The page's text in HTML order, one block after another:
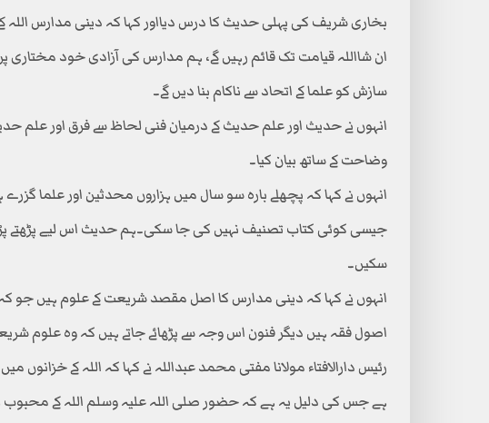
بخاری شریف کی پہلی حدیث کا درس دیااور کہا کہ دینی مدارس اللہ کے
ان شااللہ قیامت تک قائم رہیں گے، ہم مدارس کی آزادی خود مختاری
سازش کو علما کے اتحاد سے ناکام بنا دیں گے۔
انہوں نے حدیث اور علم حدیث کے درمیان فنی لحاظ سے فرق اور علم
وضاحت کے ساتھ بیان کیا۔
انہوں نے کہا کہ پچھلے بارہ سو سال میں ہزاروں محدثین اور علما
جیسی کوئی کتاب تصنیف نہیں کی جا سکی۔ہم حدیث اس لیے پڑھتے
سکیں۔
انہوں نے کہا کہ دینی مدارس کا اصل مقصد شریعت کے علوم ہیں جو
اصول فقہ ہیں دیگر فنون اس وجہ سے پڑھائے جاتے ہیں کہ وہ علوم
رئیس دارالافتاء مولانا مفتی محمد عبداللہ نے کہا کہ اللہ کے
ہے جس کی دلیل یہ ہے کہ حضور صلی اللہ علیہ وسلم اللہ کے محبوب